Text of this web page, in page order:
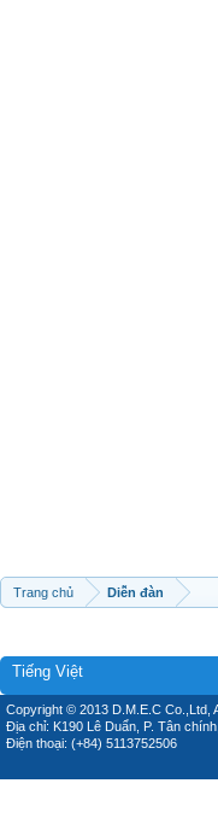
Trang chủ Diễn đàn
Tiếng Việt
Copyright © 2013 D.M.E.C Co.,Ltd,
Địa chỉ: K190 Lê Duẩn, P. Tân
Điện thoại: (+84) 5113752506